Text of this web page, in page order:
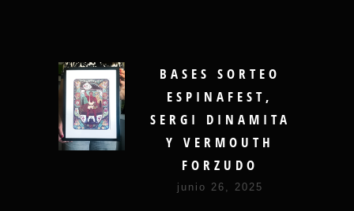
BASES SORTEO
ESPINAFEST,
SERGI DINAMITA
Y VERMOUTH
FORZUDO
junio 26, 2025